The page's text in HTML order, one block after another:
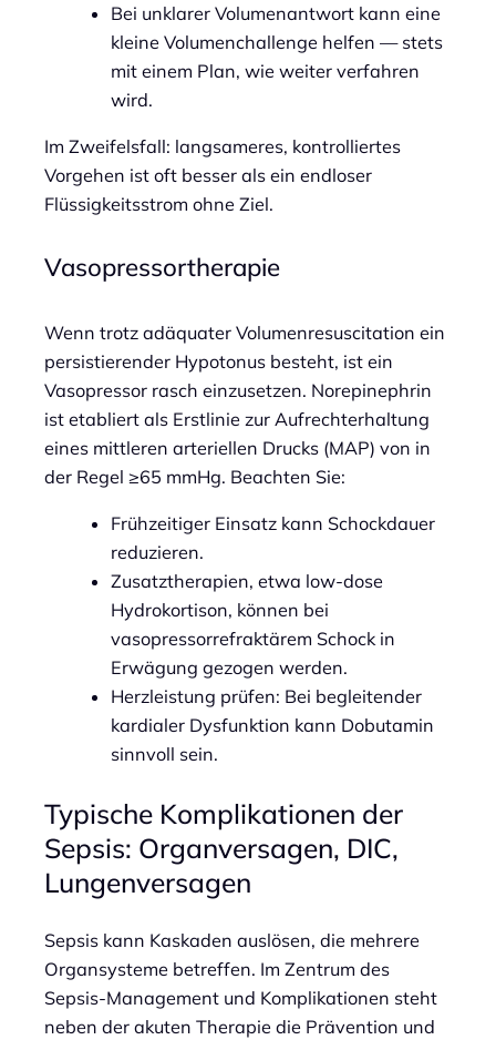
Bei unklarer Volumenantwort kann eine
kleine Volumenchallenge helfen — stets
mit einem Plan, wie weiter verfahren
wird.
Im Zweifelsfall: langsameres, kontrolliertes
Vorgehen ist oft besser als ein endloser
Flüssigkeitsstrom ohne Ziel.
Vasopressortherapie
Wenn trotz adäquater Volumenresuscitation ein
persistierender Hypotonus besteht, ist ein
Vasopressor rasch einzusetzen. Norepinephrin
ist etabliert als Erstlinie zur Aufrechterhaltung
eines mittleren arteriellen Drucks (MAP) von in
der Regel ≥65 mmHg. Beachten Sie:
Frühzeitiger Einsatz kann Schockdauer
reduzieren.
Zusatztherapien, etwa low-dose
Hydrokortison, können bei
vasopressorrefraktärem Schock in
Erwägung gezogen werden.
Herzleistung prüfen: Bei begleitender
kardialer Dysfunktion kann Dobutamin
sinnvoll sein.
Typische Komplikationen der
Sepsis: Organversagen, DIC,
Lungenversagen
Sepsis kann Kaskaden auslösen, die mehrere
Organsysteme betreffen. Im Zentrum des
Sepsis-Management und Komplikationen steht
neben der akuten Therapie die Prävention und